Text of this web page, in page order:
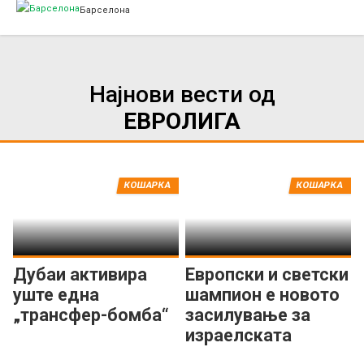
Барселона
Најнови вести од
ЕВРОЛИГА
Дубаи активира
уште една
„трансфер-бомба“
КОШАРКА
Европски и светски
шампион е новото
засилување за
израелската
КОШАРКА